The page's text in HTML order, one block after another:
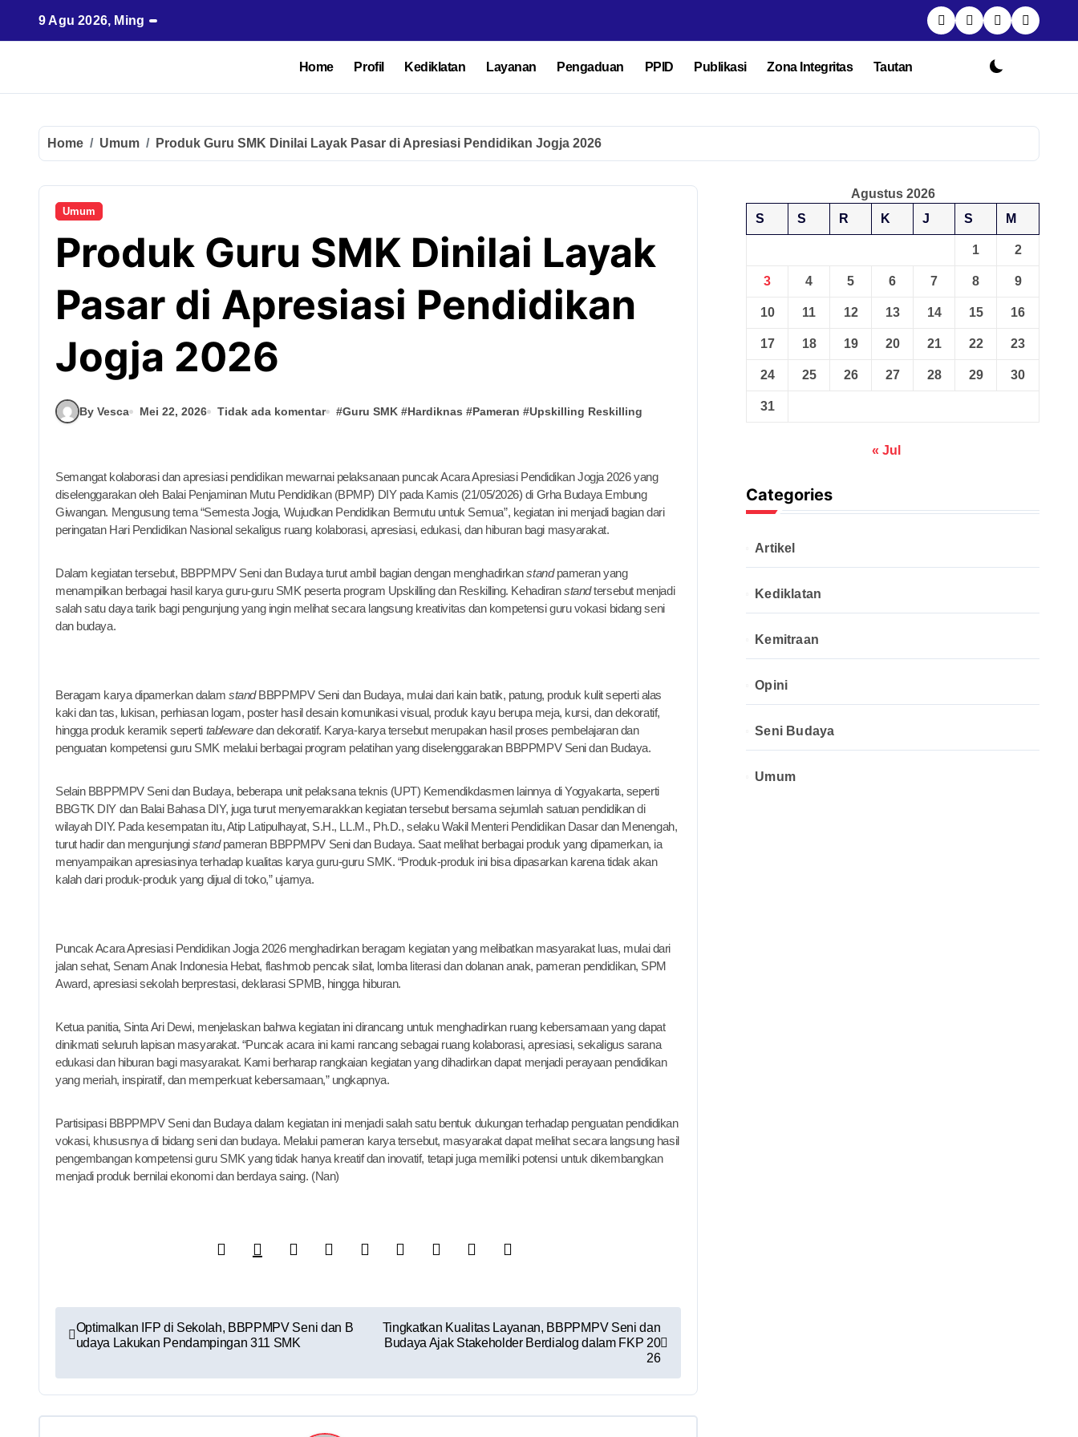
9 Agu 2026, Ming
Home Profil Kediklatan Layanan Pengaduan PPID Publikasi Zona Integritas Tautan
Home Umum Produk Guru SMK Dinilai Layak Pasar di Apresiasi Pendidikan Jogja 2026
Umum
Produk Guru SMK Dinilai Layak
Pasar di Apresiasi Pendidikan
Jogja 2026
By Vesca Mei 22, 2026 Tidak ada komentar #Guru SMK #Hardiknas #Pameran #Upskilling Reskilling
Semangat kolaborasi dan apresiasi pendidikan mewarnai pelaksanaan puncak Acara Apresiasi Pendidikan Jogja 2026 yang
diselenggarakan oleh Balai Penjaminan Mutu Pendidikan (BPMP) DIY pada Kamis (21/05/2026) di Grha Budaya Embung
Giwangan. Mengusung tema “Semesta Jogja, Wujudkan Pendidikan Bermutu untuk Semua”, kegiatan ini menjadi bagian dari
peringatan Hari Pendidikan Nasional sekaligus ruang kolaborasi, apresiasi, edukasi, dan hiburan bagi masyarakat.
Dalam kegiatan tersebut, BBPPMPV Seni dan Budaya turut ambil bagian dengan menghadirkanstandpameran yang
menampilkan berbagai hasil karya guru-guru SMK peserta program Upskilling dan Reskilling. Kehadiranstandtersebut menjadi
salah satu daya tarik bagi pengunjung yang ingin melihat secara langsung kreativitas dan kompetensi guru vokasi bidang seni
dan budaya.
Beragam karya dipamerkan dalamstandBBPPMPV Seni dan Budaya, mulai dari kain batik, patung, produk kulit seperti alas
kaki dan tas, lukisan, perhiasan logam, poster hasil desain komunikasi visual, produk kayu berupa meja, kursi, dan dekoratif,
hingga produk keramik seperti tablewaredan dekoratif. Karya-karya tersebut merupakan hasil proses pembelajaran dan
penguatan kompetensi guru SMK melalui berbagai program pelatihan yang diselenggarakan BBPPMPV Seni dan Budaya.
Selain BBPPMPV Seni dan Budaya, beberapa unit pelaksana teknis (UPT) Kemendikdasmen lainnya di Yogyakarta, seperti
BBGTK DIY dan Balai Bahasa DIY, juga turut menyemarakkan kegiatan tersebut bersama sejumlah satuan pendidikan di
wilayah DIY. Pada kesempatan itu, Atip Latipulhayat, S.H., LL.M., Ph.D., selaku Wakil Menteri Pendidikan Dasar dan Menengah,
turut hadir dan mengunjungistandpameran BBPPMPV Seni dan Budaya. Saat melihat berbagai produk yang dipamerkan, ia
menyampaikan apresiasinya terhadap kualitas karya guru-guru SMK. “Produk-produk ini bisa dipasarkan karena tidak akan
kalah dari produk-produk yang dijual di toko,” ujarnya.
Puncak Acara Apresiasi Pendidikan Jogja 2026 menghadirkan beragam kegiatan yang melibatkan masyarakat luas, mulai dari
jalan sehat, Senam Anak Indonesia Hebat, flashmob pencak silat, lomba literasi dan dolanan anak, pameran pendidikan, SPM
Award, apresiasi sekolah berprestasi, deklarasi SPMB, hingga hiburan.
Ketua panitia, Sinta Ari Dewi, menjelaskan bahwa kegiatan ini dirancang untuk menghadirkan ruang kebersamaan yang dapat
dinikmati seluruh lapisan masyarakat. “Puncak acara ini kami rancang sebagai ruang kolaborasi, apresiasi, sekaligus sarana
edukasi dan hiburan bagi masyarakat. Kami berharap rangkaian kegiatan yang dihadirkan dapat menjadi perayaan pendidikan
yang meriah, inspiratif, dan memperkuat kebersamaan,” ungkapnya.
Partisipasi BBPPMPV Seni dan Budaya dalam kegiatan ini menjadi salah satu bentuk dukungan terhadap penguatan pendidikan
vokasi, khususnya di bidang seni dan budaya. Melalui pameran karya tersebut, masyarakat dapat melihat secara langsung hasil
pengembangan kompetensi guru SMK yang tidak hanya kreatif dan inovatif, tetapi juga memiliki potensi untuk dikembangkan
menjadi produk bernilai ekonomi dan berdaya saing. (Nan)
Optimalkan IFP di Sekolah, BBPPMPV Seni dan B
udaya Lakukan Pendampingan 311 SMK
Tingkatkan Kualitas Layanan, BBPPMPV Seni dan
Budaya Ajak Stakeholder Berdialog dalam FKP 20
26
Agustus 2026
S
S R K J S M
1 2
3 4 5 6 7 8 9
10 11 12 13 14 15 16
17 18 19 20 21 22 23
24 25 26 27 28 29 30
31
« Jul
Categories
Artikel
Kediklatan
Kemitraan
Opini
Seni Budaya
Umum